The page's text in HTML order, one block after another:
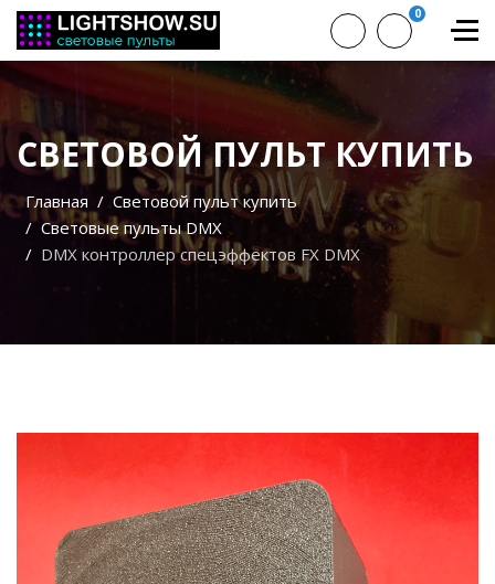
0
СВЕТОВОЙ ПУЛЬТ КУПИТЬ
Главная
Световой пульт купить
Световые пульты DMX
DMX контроллер спецэффектов FX DMX